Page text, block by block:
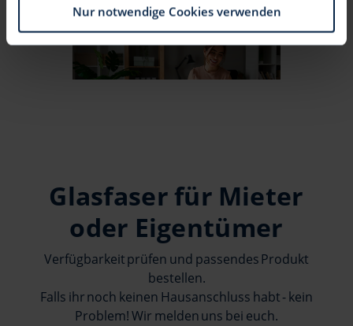
anbieten zu können und die Zugriffe auf unsere
Website zu analysieren. Außerdem geben wir
Informationen zu Ihrer Verwendung unserer Website
an unsere Partner für soziale Medien, Werbung und
Analysen weiter. Unsere Partner führen diese
Nur notwendige Cookies verwenden
Glasfaser für Mieter
oder Eigentümer
Verfügbarkeit prüfen und passendes Produkt
bestellen.
Falls ihr noch keinen Hausanschluss habt - kein
Problem! Wir melden uns bei euch.